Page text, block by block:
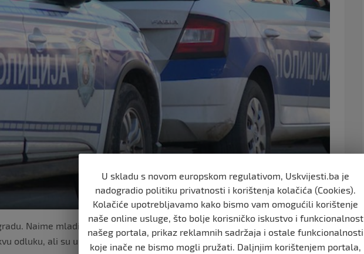
o
o
k
Naime mladić (29) se oko 18.30 sati zabarikadirao u stan.
odluku, ali su ubrzo na lice mjesta stigli članovi njegove porodice i
U skladu s novom europskom regulativom, Uskvijesti.ba je
nadogradio politiku privatnosti i korištenja kolačića (Cookies).
Kolačiće upotrebljavamo kako bismo vam omogućili korištenje
naše online usluge, što bolje korisničko iskustvo i funkcionalnost
našeg portala, prikaz reklamnih sadržaja i ostale funkcionalnosti
koje inače ne bismo mogli pružati. Daljnjim korištenjem portala,